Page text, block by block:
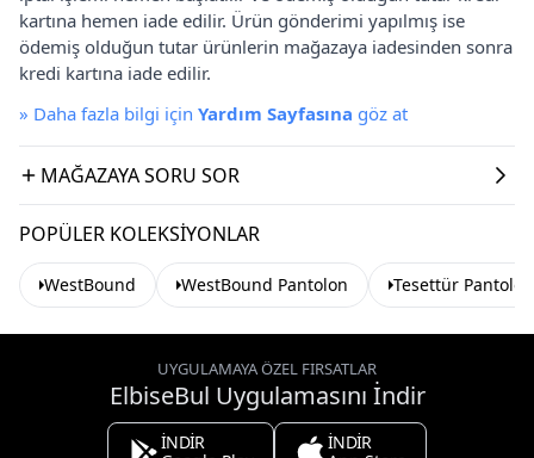
kartına hemen iade edilir. Ürün gönderimi yapılmış ise
ödemiş olduğun tutar ürünlerin mağazaya iadesinden sonra
kredi kartına iade edilir.
» Daha fazla bilgi için Yardım Sayfasına göz at
MAĞAZAYA SORU SOR
POPÜLER KOLEKSIYONLAR
WestBound WestBound Pantolon Tesettür Pantolon
UYGULAMAYA ÖZEL FIRSATLAR
ElbiseBul Uygulamasını İndir
İNDİR
İNDİR